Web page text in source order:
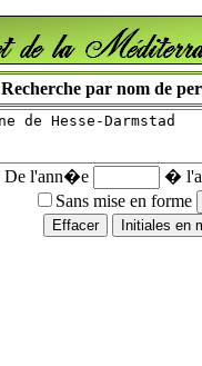
Recherche par nom de
De l'ann�e
�
Sans mise en forme